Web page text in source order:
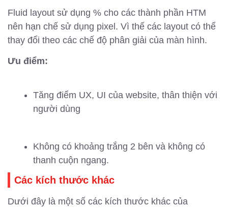
Fluid layout sử dụng % cho các thành phần HTM
nên hạn chế sử dụng pixel. Vì thế các layout có thể
thay đổi theo các chế độ phân giải của màn hình.
Ưu điểm:
Tăng điểm UX, UI của website, thân thiện với
người dùng
Không có khoảng trắng 2 bên và không có
thanh cuộn ngang.
Các kích thước khác
Dưới đây là một số các kích thước khác của